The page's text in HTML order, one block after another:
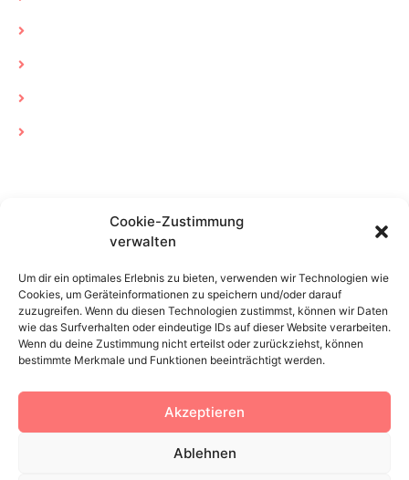
Cookie-Zustimmung
verwalten
Um dir ein optimales Erlebnis zu bieten, verwenden wir Technologien wie
Cookies, um Geräteinformationen zu speichern und/oder darauf
zuzugreifen. Wenn du diesen Technologien zustimmst, können wir Daten
wie das Surfverhalten oder eindeutige IDs auf dieser Website verarbeiten.
Wenn du deine Zustimmung nicht erteilst oder zurückziehst, können
bestimmte Merkmale und Funktionen beeinträchtigt werden.
Akzeptieren
Ablehnen
Datenschutz
Cookie-Richtlinie (EU)
System-Status
Downloads/Tools